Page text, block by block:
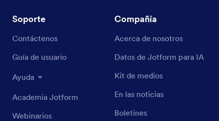
Soporte
Contáctenos
Guía de usuario
Ayuda
Academia Jotform
Webinarios
Compañía
Acerca de nosotros
Datos de Jotform para IA
Kit de medios
En las noticias
Boletines